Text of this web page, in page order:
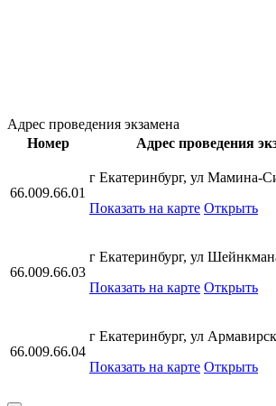
Адрес проведения экзамена
Номер
Адрес проведения
66.009.66.01
г Екатеринбург, ул Мамина-
Показать на карте Открыть
66.009.66.03
г Екатеринбург, ул
Показать на карте Открыть
66.009.66.04
г Екатеринбург, ул
Показать на карте Открыть